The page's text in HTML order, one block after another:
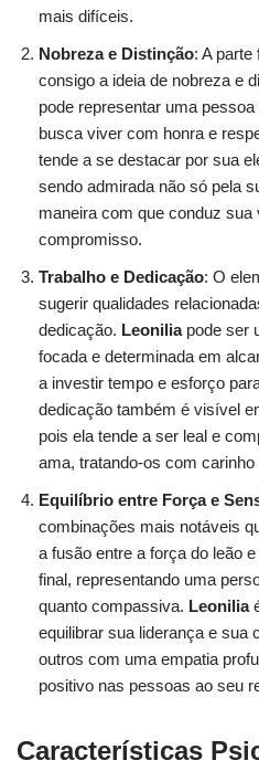
mais difíceis.
Nobreza e Distinção: A parte
consigo a ideia de nobreza e
pode representar uma
busca viver com honra e
tende a se destacar por sua
sendo admirada não só pela
maneira com que conduz sua
compromisso.
Trabalho e Dedicação: O
sugerir qualidades
dedicação. Leoniliapode ser
focada e determinada em
a investir tempo e esforço
dedicação também é visível
pois ela tende a ser leal e
ama, tratando-os com carinho
Equilíbrio entre Força e
combinações mais notáveis
a fusão entre a força do leão
final, representando uma
quanto compassiva. Leonilia
equilibrar sua liderança e sua
outros com uma empatia
positivo nas pessoas ao seu
Características